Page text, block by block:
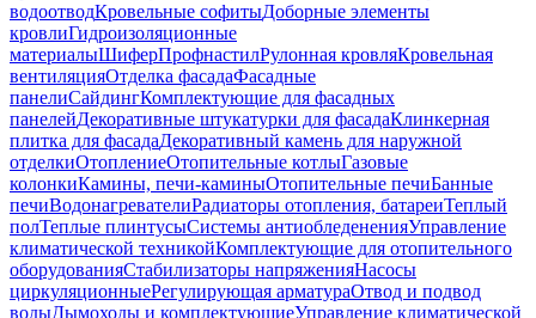
водоотводКровельные софитыДоборные элементы
кровлиГидроизоляционные
материалыШиферПрофнастилРулонная кровляКровельная
вентиляцияОтделка фасадаФасадные
панелиСайдингКомплектующие для фасадных
панелейДекоративные штукатурки для фасадаКлинкерная
плитка для фасадаДекоративный камень для наружной
отделкиОтоплениеОтопительные котлыГазовые
колонкиКамины, печи-каминыОтопительные печиБанные
печиВодонагревателиРадиаторы отопления, батареиТеплый
полТеплые плинтусыСистемы антиобледененияУправление
климатической техникойКомплектующие для отопительного
оборудованияСтабилизаторы напряженияНасосы
циркуляционныеРегулирующая арматураОтвод и подвод
водыДымоходы и комплектующиеУправление климатической